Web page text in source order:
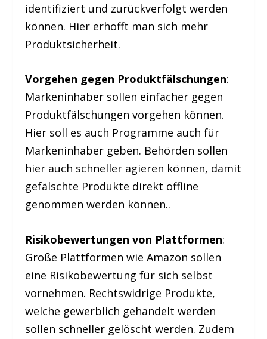
identifiziert und zurückverfolgt werden
können. Hier erhofft man sich mehr
Produktsicherheit.
Vorgehen gegen Produktfälschungen:
Markeninhaber sollen einfacher gegen
Produktfälschungen vorgehen können.
Hier soll es auch Programme auch für
Markeninhaber geben. Behörden sollen
hier auch schneller agieren können, damit
gefälschte Produkte direkt offline
genommen werden können..
Risikobewertungen von Plattformen:
Große Plattformen wie Amazon sollen
eine Risikobewertung für sich selbst
vornehmen. Rechtswidrige Produkte,
welche gewerblich gehandelt werden
sollen schneller gelöscht werden. Zudem